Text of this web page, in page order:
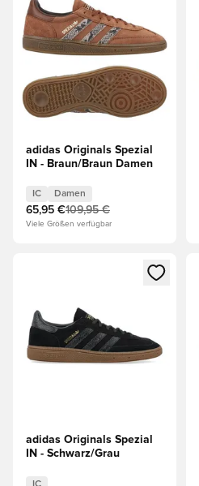
adidas Originals Spezial
IN - Braun/Braun Damen
IC Damen
65,95 €109,95 €
Viele Größen verfügbar
Öffnet ein neues Fenster zum
adidas Originals Spezial
IN - Schwarz/Grau
IC